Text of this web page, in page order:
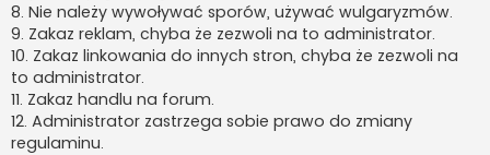
8. Nie należy wywoływać sporów, używać wulgaryzmów.
9. Zakaz reklam, chyba że zezwoli na to administrator.
10. Zakaz linkowania do innych stron, chyba że zezwoli na
to administrator.
11. Zakaz handlu na forum.
12. Administrator zastrzega sobie prawo do zmiany
regulaminu.